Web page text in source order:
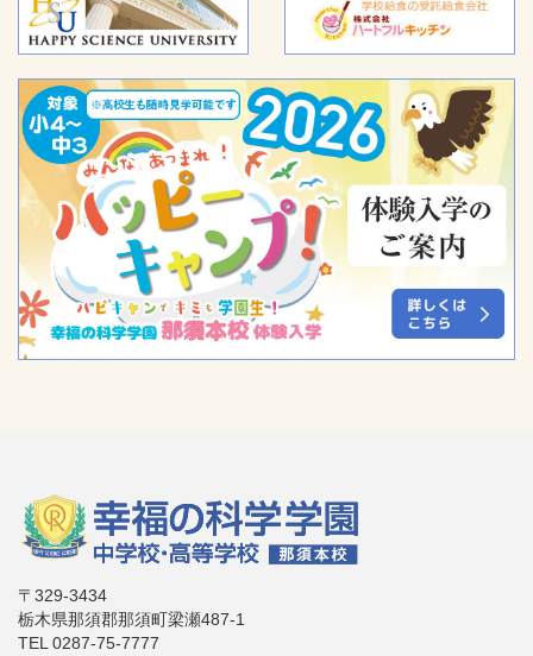
〒329-3434
栃木県那須郡那須町梁瀬487-1
TEL 0287-75-7777